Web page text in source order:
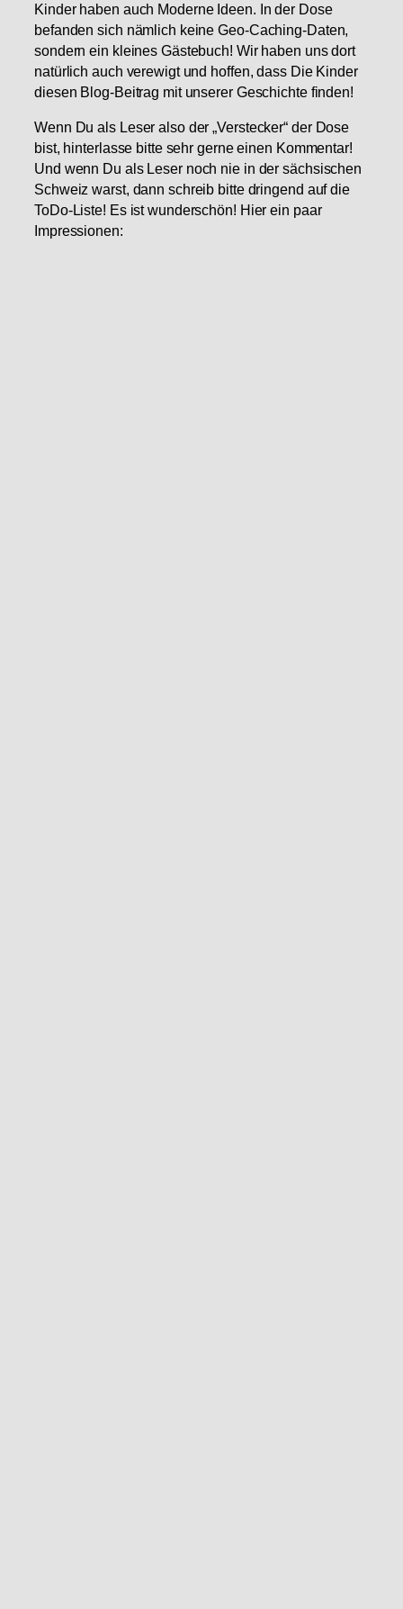
Kinder haben auch Moderne Ideen. In der Dose
befanden sich nämlich keine Geo-Caching-Daten,
sondern ein kleines Gästebuch! Wir haben uns dort
natürlich auch verewigt und hoffen, dass Die Kinder
diesen Blog-Beitrag mit unserer Geschichte finden!
Wenn Du als Leser also der „Verstecker“ der Dose
bist, hinterlasse bitte sehr gerne einen Kommentar!
Und wenn Du als Leser noch nie in der sächsischen
Schweiz warst, dann schreib bitte dringend auf die
ToDo-Liste! Es ist wunderschön! Hier ein paar
Impressionen: